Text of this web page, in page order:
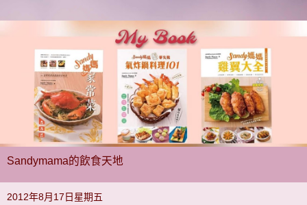
Sandymama的飲食天地
2012年8月17日星期五